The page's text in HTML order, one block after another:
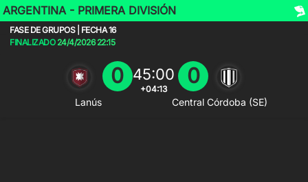
ARGENTINA - PRIMERA DIVISIÓN
FASE DE GRUPOS | FECHA 16
FINALIZADO 24/4/2026 22:15
Lanús
0 45:00
+04:13
0
Central Córdoba (SE)